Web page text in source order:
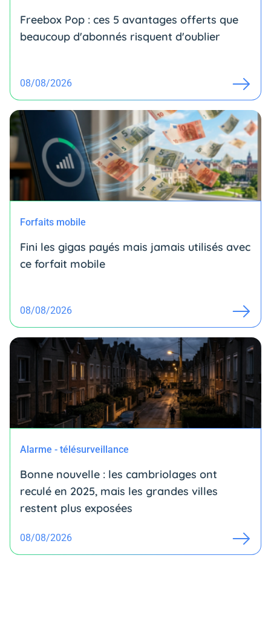
Freebox Pop : ces 5 avantages offerts que
beaucoup d'abonnés risquent d'oublier
08/08/2026
Forfaits mobile
Fini les gigas payés mais jamais utilisés avec
ce forfait mobile
08/08/2026
Alarme - télésurveillance
Bonne nouvelle : les cambriolages ont
reculé en 2025, mais les grandes villes
restent plus exposées
08/08/2026